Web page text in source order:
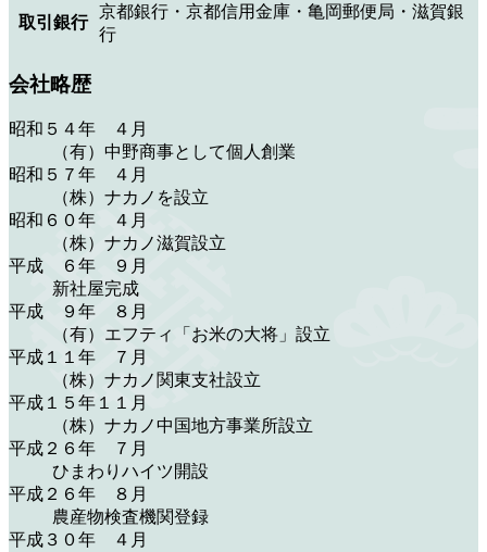
取引銀行
京都銀行・京都信用金庫・亀岡郵便局・滋賀銀
行
会社略歴
昭和５４年 ４月
（有）中野商事として個人創業
昭和５７年 ４月
（株）ナカノを設立
昭和６０年 ４月
（株）ナカノ滋賀設立
平成 ６年 ９月
新社屋完成
平成 ９年 ８月
（有）エフティ「お米の大将」設立
平成１１年 ７月
（株）ナカノ関東支社設立
平成１５年１１月
（株）ナカノ中国地方事業所設立
平成２６年 ７月
ひまわりハイツ開設
平成２６年 ８月
農産物検査機関登録
平成３０年 ４月